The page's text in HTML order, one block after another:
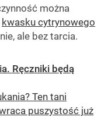
można
kwasku cytrynowego
ale bez tarcia.
Ręczniki będą
Ten tani
puszystość już